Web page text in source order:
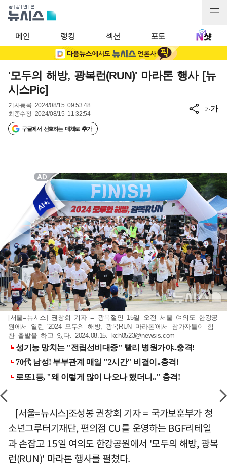
메인 랭킹 섹션 포토
'모두의 해방, 광복런(RUN)' 마라톤 행사 [뉴
시스Pic]
기사등록 2024/08/15 09:53:48
최종수정 2024/08/15 11:32:54
구글에서 선호하는 매체로 추가
가가
[서울=뉴시스] 권창회 기자 = 광복절인 15일 오전 서울 여의도 한강공
원에서 열린 '2024 모두의 해방, 광복RUN 마라톤'에서 참가자들이 힘
찬 출발을 하고 있다. 2024.08.15.
kch0523@newsis.com
[서울=뉴시스]조성봉 권창회 기자 = 국가보훈부가 청
소년그루터기재단, 편의점 CU를 운영하는 BGF리테일
과 손잡고 15일 여의도 한강공원에서 '모두의 해방, 광복
런(RUN)' 마라톤 행사를 펼쳤다.